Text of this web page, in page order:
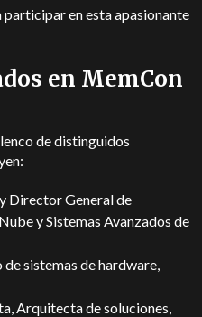
participar en esta apasionante
en MemCon
de distinguidos
Director General de
y Sistemas Avanzados de
sistemas de hardware,
Arquitecta de soluciones,